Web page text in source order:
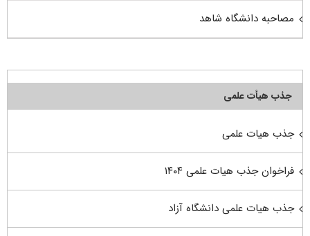
مصاحبه دانشگاه شاهد
جذب هیأت علمی
جذب هیات علمی
فراخوان جذب هیات علمی ۱۴۰۴
جذب هیات علمی دانشگاه آزاد